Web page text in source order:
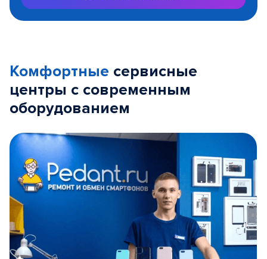
Комфортные сервисные
центры с современным
оборудованием